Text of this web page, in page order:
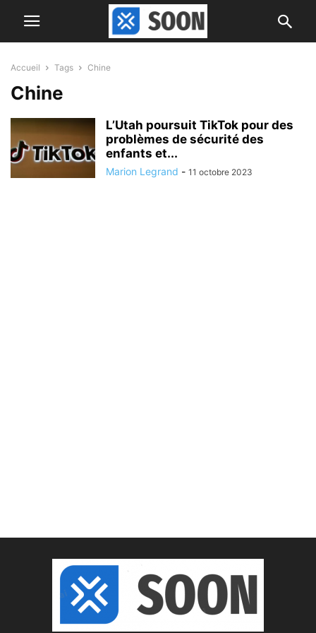
Accueil Tags Chine
Chine
L’Utah poursuit TikTok pour des
problèmes de sécurité des
enfants et...
Marion Legrand - 11 octobre 2023